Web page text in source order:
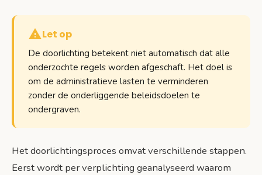
Let op
De doorlichting betekent niet automatisch dat alle
onderzochte regels worden afgeschaft. Het doel is
om de administratieve lasten te verminderen
zonder de onderliggende beleidsdoelen te
ondergraven.
Het doorlichtingsproces omvat verschillende stappen.
Eerst wordt per verplichting geanalyseerd waarom